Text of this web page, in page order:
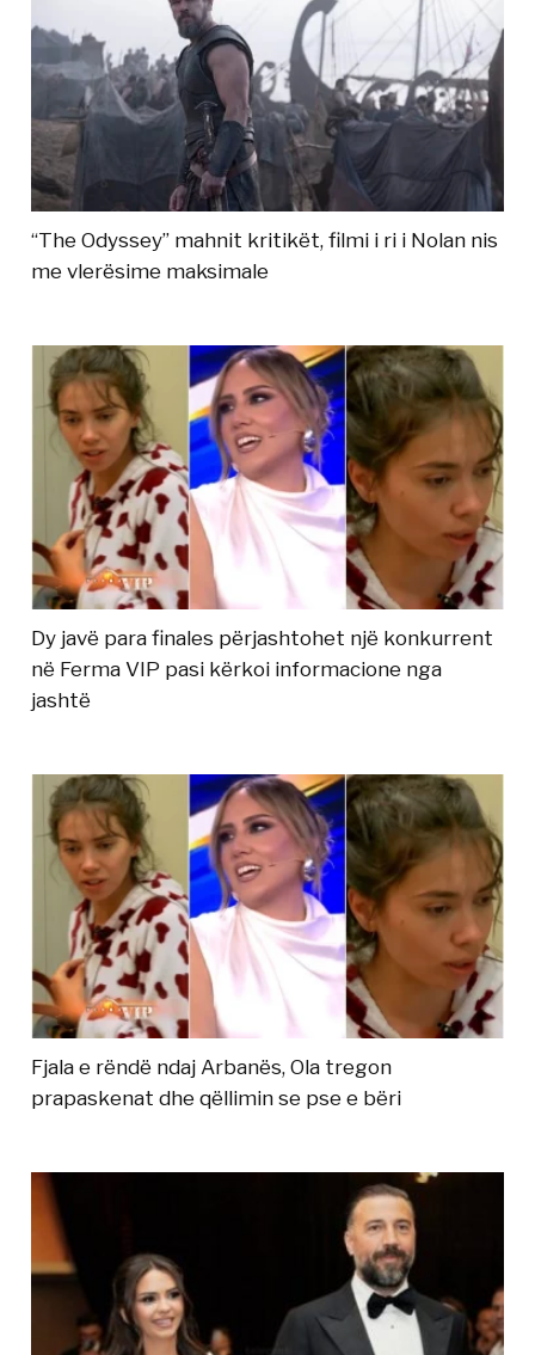
“The Odyssey” mahnit kritikët, filmi i ri i Nolan nis
me vlerësime maksimale
Dy javë para finales përjashtohet një konkurrent
në Ferma VIP pasi kërkoi informacione nga
jashtë
Fjala e rëndë ndaj Arbanës, Ola tregon
prapaskenat dhe qëllimin se pse e bëri